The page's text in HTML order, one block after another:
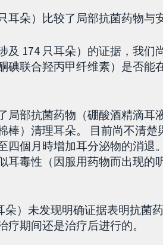
耳朵）比较了局部抗菌药物与
及 174 只耳朵）的证据，我们
碘联合羟丙甲纤维素）是否能
局部抗菌药物（硼酸酒精滴耳
棒）清理耳朵。 目前尚不清楚
四個月時增加耳分泌物的消退
耳毒性（因服用药物而出现的
朵）未发现明确证据表明抗菌
期间还是治疗后进行的。